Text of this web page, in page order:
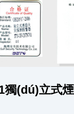
獨(dú)立式